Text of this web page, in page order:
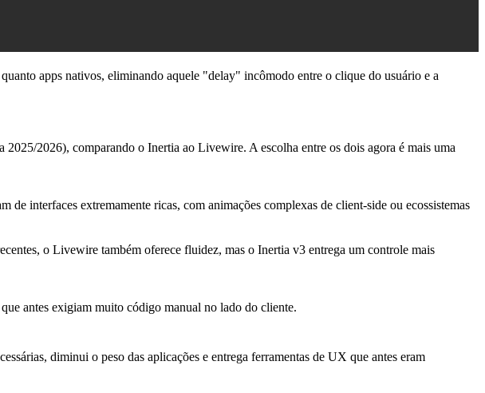
apps nativos, eliminando aquele "delay" incômodo entre o clique do usuário e a
2025/2026), comparando o Inertia ao Livewire. A escolha entre os dois agora é mais uma
interfaces extremamente ricas, com animações complexas de client-side ou ecossistemas
o Livewire também oferece fluidez, mas o Inertia v3 entrega um controle mais
antes exigiam muito código manual no lado do cliente.
diminui o peso das aplicações e entrega ferramentas de UX que antes eram